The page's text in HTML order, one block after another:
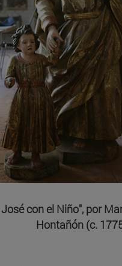
con el Niño", por
Hontañón (c.